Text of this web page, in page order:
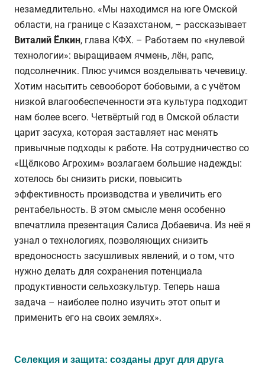
незамедлительно. «Мы находимся на юге Омской
области, на границе с Казахстаном, – рассказывает
Виталий Ёлкин, глава КФХ. – Работаем по «нулевой
технологии»: выращиваем ячмень, лён, рапс,
подсолнечник. Плюс учимся возделывать чечевицу.
Хотим насытить севооборот бобовыми, а с учётом
низкой влагообеспеченности эта культура подходит
нам более всего. Четвёртый год в Омской области
царит засуха, которая заставляет нас менять
привычные подходы к работе. На сотрудничество со
«Щёлково Агрохим» возлагаем большие надежды:
хотелось бы снизить риски, повысить
эффективность производства и увеличить его
рентабельность. В этом смысле меня особенно
впечатлила презентация Салиса Добаевича. Из неё я
узнал о технологиях, позволяющих снизить
вредоносность засушливых явлений, и о том, что
нужно делать для сохранения потенциала
продуктивности сельхозкультур. Теперь наша
задача – наиболее полно изучить этот опыт и
применить его на своих землях».
Селекция и защита: созданы друг для друга